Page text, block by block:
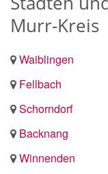
Murr-Kreis
Waiblingen
Fellbach
Schorndorf
Backnang
Winnenden